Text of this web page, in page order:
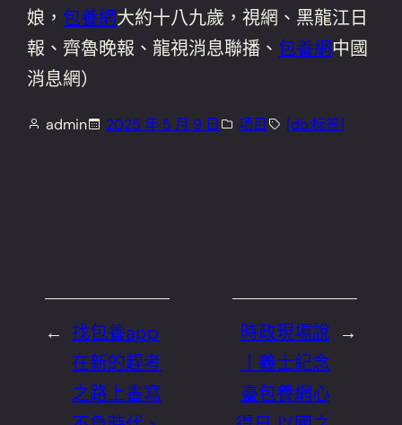
娘， 包養網大約十八九歲，視網、黑龍江日
報、齊魯晚報、龍視消息聯播、 包養網中國
消息網）
admin 2025 年 5 月 9 日 項目 [db:标签]
← 找包養app
在新的趕考
之路上書寫
→
時政現場說
丨義士紀念
臺包養網心